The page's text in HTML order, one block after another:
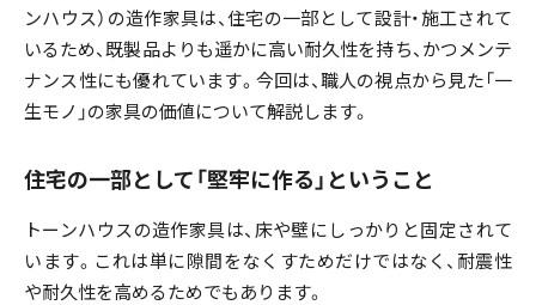
私たちの家づくり
ものづくり品質
FAQ
見学会のお申し込み
ンハウス）の造作家具は、住宅の一部として設計・施工されて
いるため、既製品よりも遥かに高い耐久性を持ち、かつメンテ
ナンス性にも優れています。今回は、職人の視点から見た「一
生モノ」の家具の価値について解説します。
住宅の一部として「堅牢に作る」ということ
トーンハウスの造作家具は、床や壁にしっかりと固定されて
います。これは単に隙間をなくすためだけではなく、耐震性
や耐久性を高めるためでもあります。